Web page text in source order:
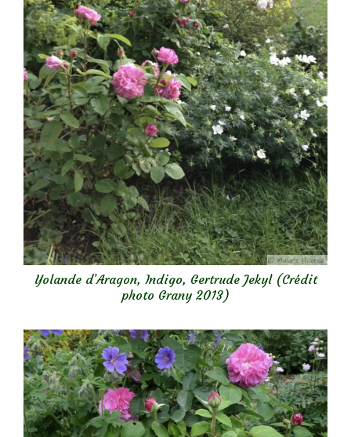
Yolande d’Aragon, Indigo, Gertrude Jekyl (Crédit
photo Grany 2013)